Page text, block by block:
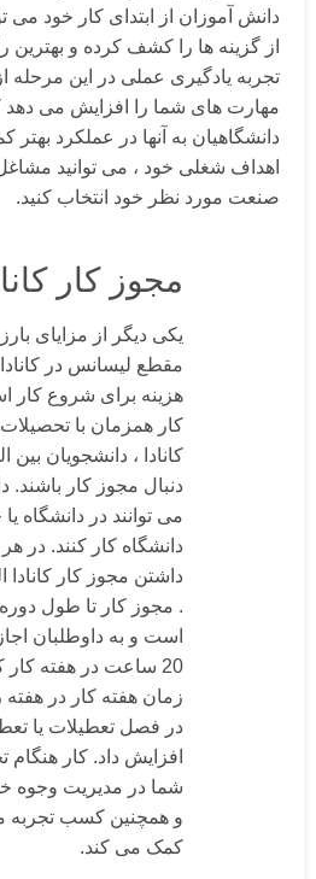
دانش آموزان از ابتدای کار خود می
از گزینه ها را کشف کرده و بهترین را
تجربه یادگیری عملی در این مرحله
مهارت های شما را افزایش می دهد
دانشگاهیان به آنها در عملکرد بهتر
صنعت مورد نظر خود انتخاب کنید.
مجوز کار
یکی دیگر از مزایای بارز
مقطع لیسانس در کانادا ،
هزینه برای شروع کار
کار همزمان با تحصیلات
کانادا ، دانشجویان بین
دنبال مجوز کار باشند.
می توانند در دانشگاه یا
دانشگاه کار کنند. در هر
داشتن مجوز کار کانادا
. مجوز کار تا طول دوره
است و به داوطلبان
20 ساعت در هفته کار
زمان هفته کار در هفته
در فصل تعطیلات یا
افزایش داد. کار هنگام
شما در مدیریت وجوه خود
و همچنین کسب تجربه
کمک می کند.